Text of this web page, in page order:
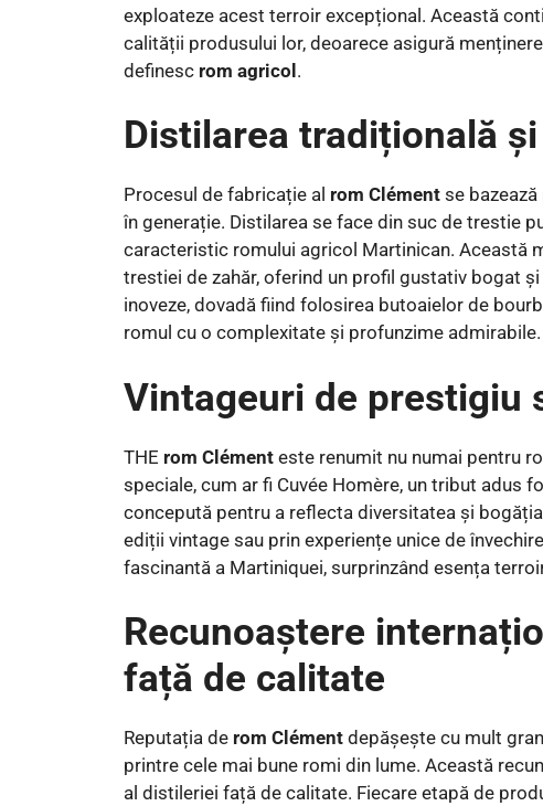
exploateze acest terroir excepțional. Această
calității produsului lor, deoarece asigură
definesc rom agricol.
Distilarea tradițională
Procesul de fabricație al rom Clément se
în generație. Distilarea se face din suc de trestie
caracteristic romului agricol Martinican. Această
trestiei de zahăr, oferind un profil gustativ bogat
inoveze, dovadă fiind folosirea butoaielor de
romul cu o complexitate și profunzime admirabile.
Vintageuri de prestigiu
THE rom Clément este renumit nu numai pentru
speciale, cum ar fi Cuvée Homère, un tribut adus
concepută pentru a reflecta diversitatea și
ediții vintage sau prin experiențe unice de
fascinantă a Martiniquei, surprinzând esența
Recunoaștere
față de calitate
Reputația de rom Clément depășește cu mult
printre cele mai bune romi din lume. Această
al distileriei față de calitate. Fiecare etapă de